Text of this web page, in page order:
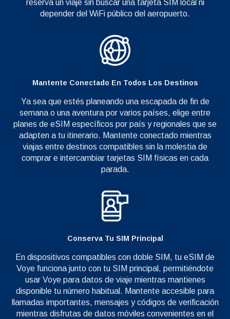
reserva un viaje sin buscar una tarjeta SIM local ni
depender del WiFi público del aeropuerto.
Mantente Conectado En Todos Los Destinos
Ya sea que estés planeando una escapada de fin de
semana o una aventura por varios países, elige entre
planes de eSIM específicos por país y regionales que se
adapten a tu itinerario. Mantente conectado mientras
viajas entre destinos compatibles sin la molestia de
comprar e intercambiar tarjetas SIM físicas en cada
parada.
Conserva Tu SIM Principal
En dispositivos compatibles con doble SIM, tu eSIM de
Voye funciona junto con tu SIM principal, permitiéndote
usar Voye para datos de viaje mientras mantienes
disponible tu número habitual. Mantente accesible para
llamadas importantes, mensajes y códigos de verificación
mientras disfrutas de datos móviles convenientes en el